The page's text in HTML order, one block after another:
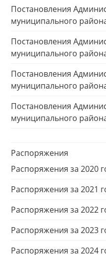
Постановления
муниципального
Постановления
муниципального
Постановления
муниципального
Постановления
муниципального
Распоряжения
Распоряжения за 2020
Распоряжения за 2021
Распоряжения за 2022
Распоряжения за 2023
Распоряжения за 2024